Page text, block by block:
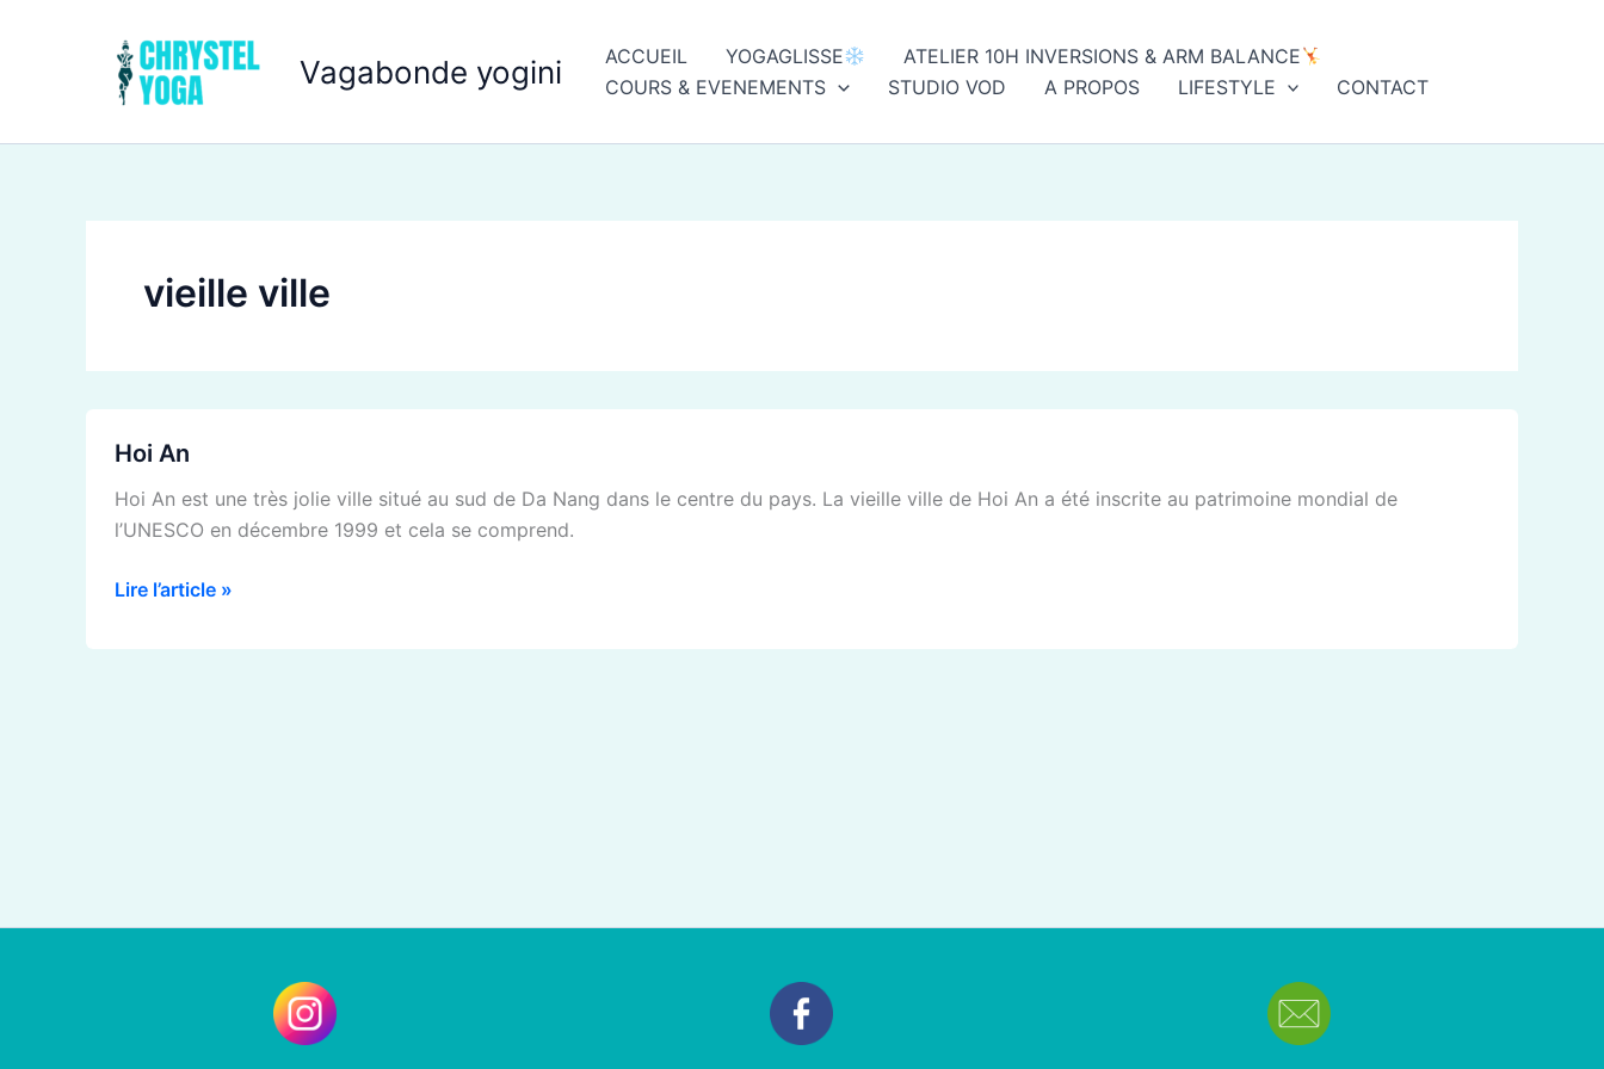
Vagabonde yogini ACCUEIL YOGAGLISSE
ATELIER 10H INVERSIONS & ARM BALANCE
COURS & EVENEMENTS
STUDIO VOD A PROPOS LIFESTYLE CONTACT
vieille ville
Hoi An
Hoi An est une très jolie ville situé au sud de Da Nang dans le centre du pays. La vieille ville de Hoi An a été inscrite au patrimoine mondial de
l’UNESCO en décembre 1999 et cela se comprend.
An
Lire l’article »